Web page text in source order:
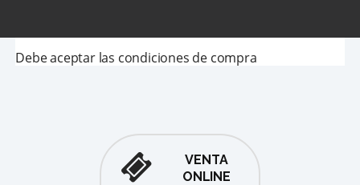
Debe aceptar las condiciones de compra
VENTA
ONLINE